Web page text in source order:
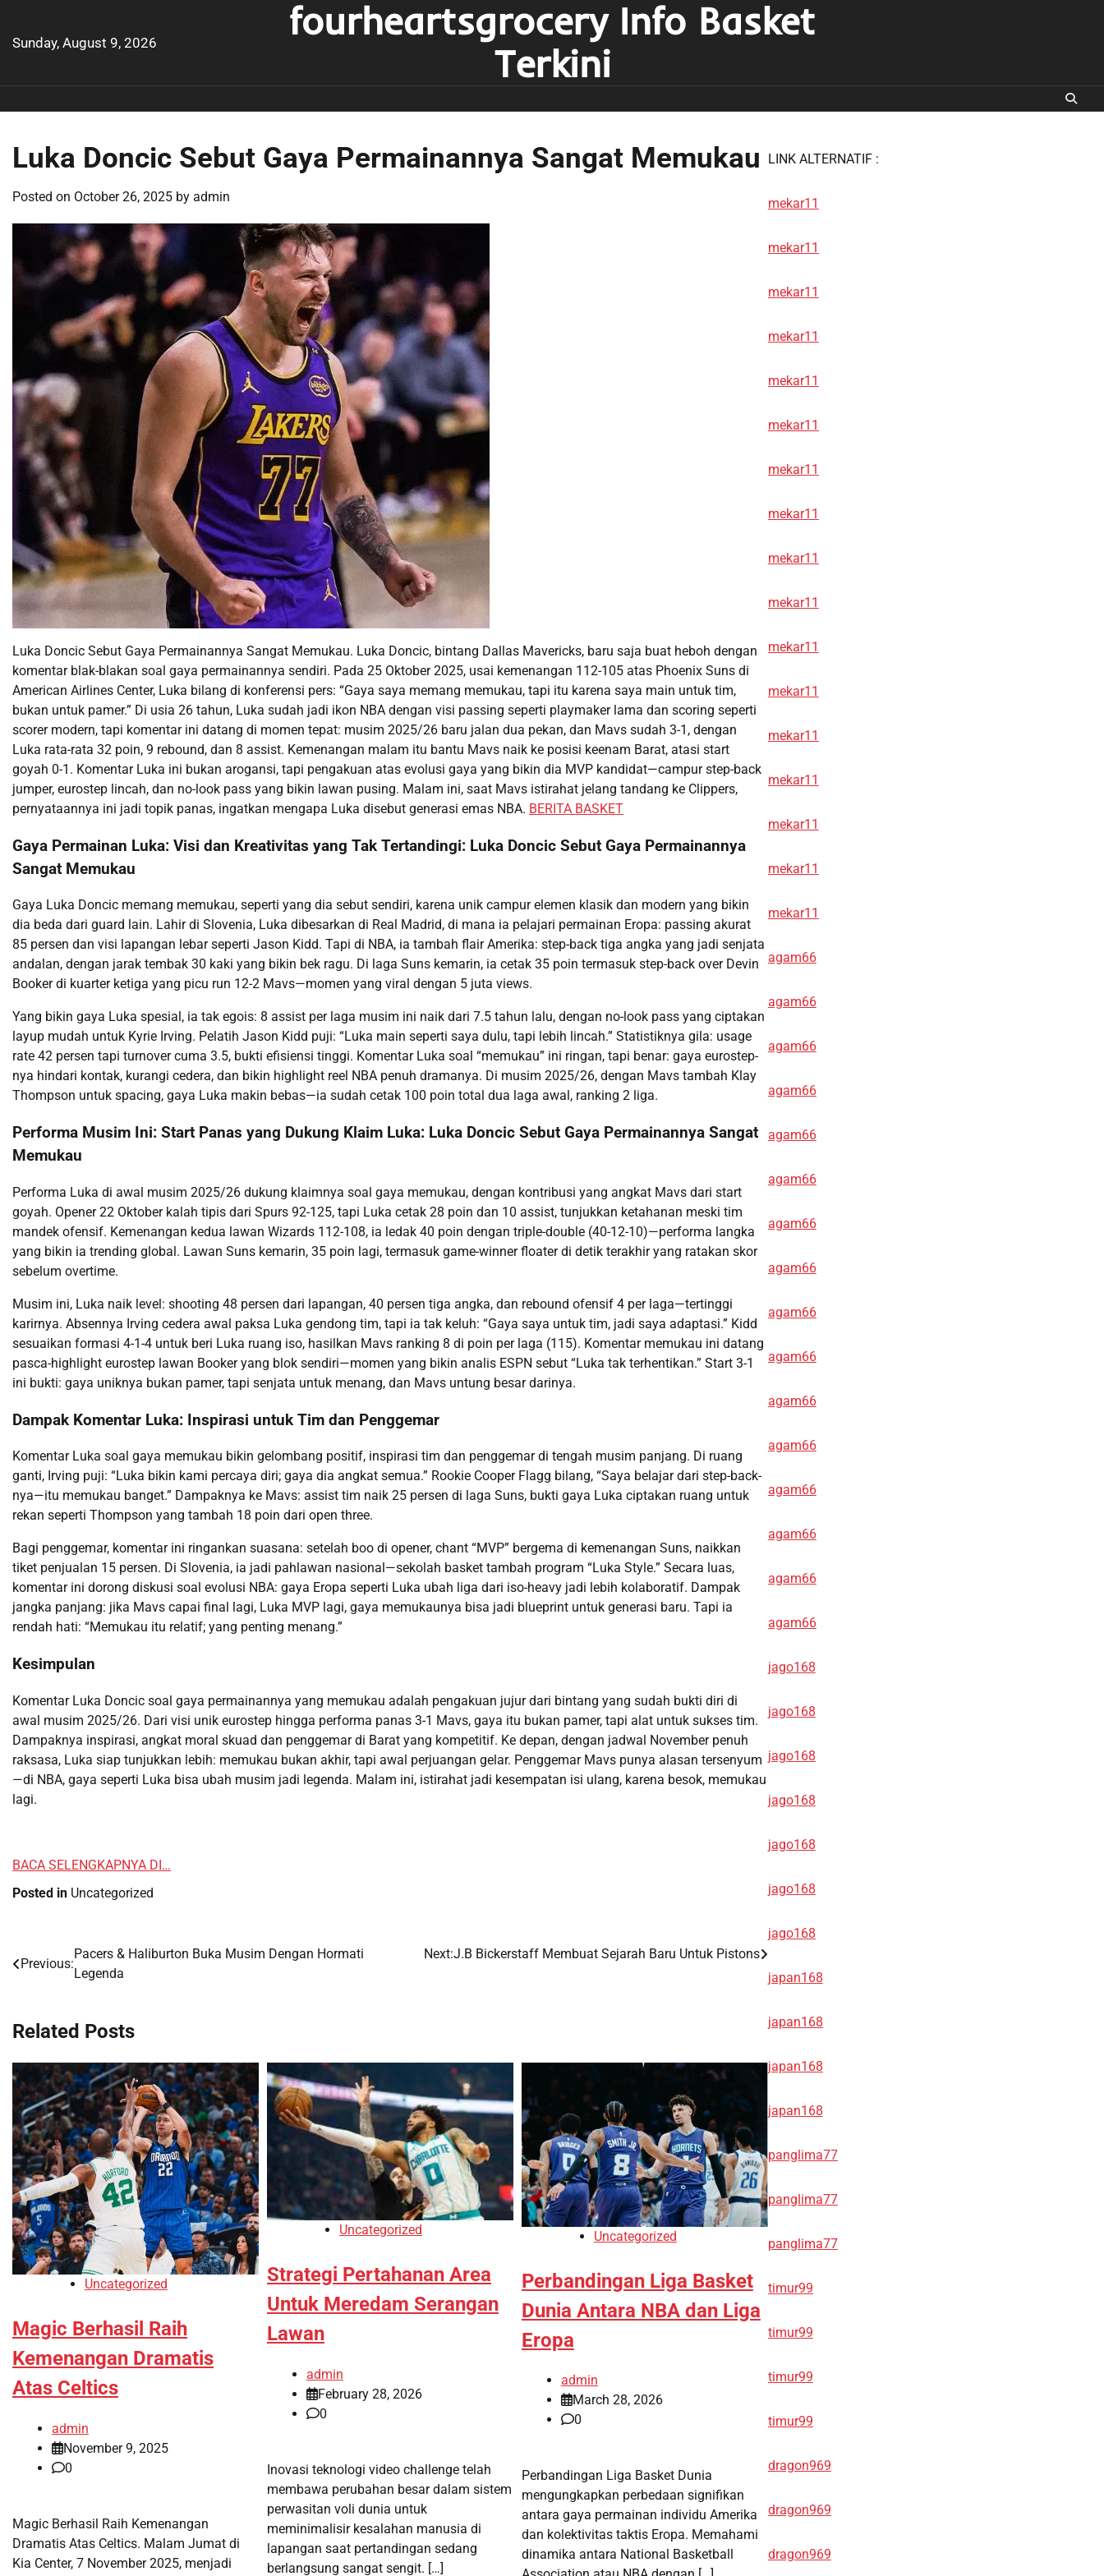
content
Sunday, August 9, 2026
fourheartsgrocery Info Basket
Terkini
Luka Doncic Sebut Gaya Permainannya Sangat Memukau
Posted on October 26, 2025 by admin
Luka Doncic Sebut Gaya Permainannya Sangat Memukau. Luka Doncic, bintang Dallas Mavericks, baru saja buat heboh dengan
komentar blak-blakan soal gaya permainannya sendiri. Pada 25 Oktober 2025, usai kemenangan 112-105 atas Phoenix Suns di
American Airlines Center, Luka bilang di konferensi pers: “Gaya saya memang memukau, tapi itu karena saya main untuk tim,
bukan untuk pamer.” Di usia 26 tahun, Luka sudah jadi ikon NBA dengan visi passing seperti playmaker lama dan scoring seperti
scorer modern, tapi komentar ini datang di momen tepat: musim 2025/26 baru jalan dua pekan, dan Mavs sudah 3-1, dengan
Luka rata-rata 32 poin, 9 rebound, dan 8 assist. Kemenangan malam itu bantu Mavs naik ke posisi keenam Barat, atasi start
goyah 0-1. Komentar Luka ini bukan arogansi, tapi pengakuan atas evolusi gaya yang bikin dia MVP kandidat—campur step-back
jumper, eurostep lincah, dan no-look pass yang bikin lawan pusing. Malam ini, saat Mavs istirahat jelang tandang ke Clippers,
pernyataannya ini jadi topik panas, ingatkan mengapa Luka disebut generasi emas NBA. BERITA BASKET
Gaya Permainan Luka: Visi dan Kreativitas yang Tak Tertandingi: Luka Doncic Sebut Gaya Permainannya
Sangat Memukau
Gaya Luka Doncic memang memukau, seperti yang dia sebut sendiri, karena unik campur elemen klasik dan modern yang bikin
dia beda dari guard lain. Lahir di Slovenia, Luka dibesarkan di Real Madrid, di mana ia pelajari permainan Eropa: passing akurat
85 persen dan visi lapangan lebar seperti Jason Kidd. Tapi di NBA, ia tambah flair Amerika: step-back tiga angka yang jadi senjata
andalan, dengan jarak tembak 30 kaki yang bikin bek ragu. Di laga Suns kemarin, ia cetak 35 poin termasuk step-back over Devin
Booker di kuarter ketiga yang picu run 12-2 Mavs—momen yang viral dengan 5 juta views.
Yang bikin gaya Luka spesial, ia tak egois: 8 assist per laga musim ini naik dari 7.5 tahun lalu, dengan no-look pass yang ciptakan
layup mudah untuk Kyrie Irving. Pelatih Jason Kidd puji: “Luka main seperti saya dulu, tapi lebih lincah.” Statistiknya gila: usage
rate 42 persen tapi turnover cuma 3.5, bukti efisiensi tinggi. Komentar Luka soal “memukau” ini ringan, tapi benar: gaya eurostep-
nya hindari kontak, kurangi cedera, dan bikin highlight reel NBA penuh dramanya. Di musim 2025/26, dengan Mavs tambah Klay
Thompson untuk spacing, gaya Luka makin bebas—ia sudah cetak 100 poin total dua laga awal, ranking 2 liga.
Performa Musim Ini: Start Panas yang Dukung Klaim Luka: Luka Doncic Sebut Gaya Permainannya Sangat
Memukau
Performa Luka di awal musim 2025/26 dukung klaimnya soal gaya memukau, dengan kontribusi yang angkat Mavs dari start
goyah. Opener 22 Oktober kalah tipis dari Spurs 92-125, tapi Luka cetak 28 poin dan 10 assist, tunjukkan ketahanan meski tim
mandek ofensif. Kemenangan kedua lawan Wizards 112-108, ia ledak 40 poin dengan triple-double (40-12-10)—performa langka
yang bikin ia trending global. Lawan Suns kemarin, 35 poin lagi, termasuk game-winner floater di detik terakhir yang ratakan skor
sebelum overtime.
Musim ini, Luka naik level: shooting 48 persen dari lapangan, 40 persen tiga angka, dan rebound ofensif 4 per laga—tertinggi
karirnya. Absennya Irving cedera awal paksa Luka gendong tim, tapi ia tak keluh: “Gaya saya untuk tim, jadi saya adaptasi.” Kidd
sesuaikan formasi 4-1-4 untuk beri Luka ruang iso, hasilkan Mavs ranking 8 di poin per laga (115). Komentar memukau ini datang
pasca-highlight eurostep lawan Booker yang blok sendiri—momen yang bikin analis ESPN sebut “Luka tak terhentikan.” Start 3-1
ini bukti: gaya uniknya bukan pamer, tapi senjata untuk menang, dan Mavs untung besar darinya.
Dampak Komentar Luka: Inspirasi untuk Tim dan Penggemar
Komentar Luka soal gaya memukau bikin gelombang positif, inspirasi tim dan penggemar di tengah musim panjang. Di ruang
ganti, Irving puji: “Luka bikin kami percaya diri; gaya dia angkat semua.” Rookie Cooper Flagg bilang, “Saya belajar dari step-back-
nya—itu memukau banget.” Dampaknya ke Mavs: assist tim naik 25 persen di laga Suns, bukti gaya Luka ciptakan ruang untuk
rekan seperti Thompson yang tambah 18 poin dari open three.
Bagi penggemar, komentar ini ringankan suasana: setelah boo di opener, chant “MVP” bergema di kemenangan Suns, naikkan
tiket penjualan 15 persen. Di Slovenia, ia jadi pahlawan nasional—sekolah basket tambah program “Luka Style.” Secara luas,
komentar ini dorong diskusi soal evolusi NBA: gaya Eropa seperti Luka ubah liga dari iso-heavy jadi lebih kolaboratif. Dampak
jangka panjang: jika Mavs capai final lagi, Luka MVP lagi, gaya memukaunya bisa jadi blueprint untuk generasi baru. Tapi ia
rendah hati: “Memukau itu relatif; yang penting menang.”
Kesimpulan
Komentar Luka Doncic soal gaya permainannya yang memukau adalah pengakuan jujur dari bintang yang sudah bukti diri di
awal musim 2025/26. Dari visi unik eurostep hingga performa panas 3-1 Mavs, gaya itu bukan pamer, tapi alat untuk sukses tim.
Dampaknya inspirasi, angkat moral skuad dan penggemar di Barat yang kompetitif. Ke depan, dengan jadwal November penuh
raksasa, Luka siap tunjukkan lebih: memukau bukan akhir, tapi awal perjuangan gelar. Penggemar Mavs punya alasan tersenyum
—di NBA, gaya seperti Luka bisa ubah musim jadi legenda. Malam ini, istirahat jadi kesempatan isi ulang, karena besok, memukau
lagi.
BACA SELENGKAPNYA DI…
Posted in Uncategorized
Post
navigation
Previous:
Pacers & Haliburton Buka Musim Dengan Hormati
Legenda
Next:J.B Bickerstaff Membuat Sejarah Baru Untuk Pistons
Related Posts
Uncategorized
Magic Berhasil Raih
Kemenangan Dramatis
Atas Celtics
admin
November 9, 2025
0
Magic Berhasil Raih Kemenangan
Dramatis Atas Celtics. Malam Jumat di
Kia Center, 7 November 2025, menjadi
Uncategorized
Strategi Pertahanan Area
Untuk Meredam Serangan
Lawan
admin
February 28, 2026
0
Inovasi teknologi video challenge telah
membawa perubahan besar dalam sistem
perwasitan voli dunia untuk
meminimalisir kesalahan manusia di
lapangan saat pertandingan sedang
berlangsung sangat sengit. […]
Uncategorized
Perbandingan Liga Basket
Dunia Antara NBA dan Liga
Eropa
admin
March 28, 2026
0
Perbandingan Liga Basket Dunia
mengungkapkan perbedaan signifikan
antara gaya permainan individu Amerika
dan kolektivitas taktis Eropa. Memahami
dinamika antara National Basketball
LINK ALTERNATIF :
mekar11
mekar11
mekar11
mekar11
mekar11
mekar11
mekar11
mekar11
mekar11
mekar11
mekar11
mekar11
mekar11
mekar11
mekar11
mekar11
mekar11
agam66
agam66
agam66
agam66
agam66
agam66
agam66
agam66
agam66
agam66
agam66
agam66
agam66
agam66
agam66
agam66
jago168
jago168
jago168
jago168
jago168
jago168
jago168
japan168
japan168
japan168
japan168
panglima77
panglima77
panglima77
timur99
timur99
timur99
timur99
dragon969
dragon969
dragon969